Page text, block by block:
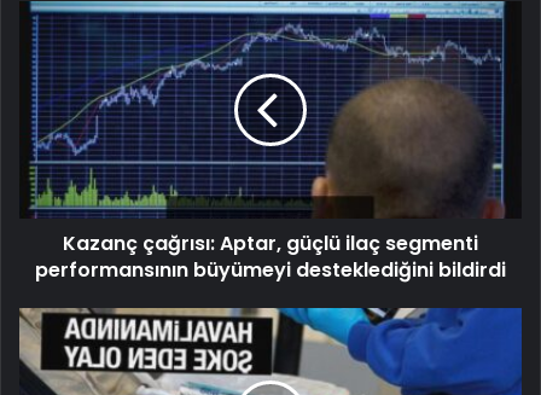
Kazanç çağrısı: Aptar, güçlü ilaç segmenti
performansının büyümeyi desteklediğini bildirdi